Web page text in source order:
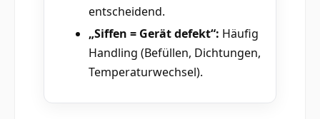
entscheidend.
„Siffen = Gerät defekt“: Häufig
Handling (Befüllen, Dichtungen,
Temperaturwechsel).